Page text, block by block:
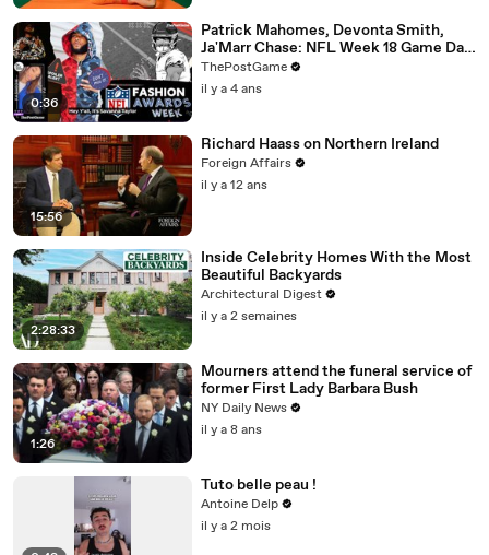
0:36
Patrick Mahomes, Devonta Smith,
Ja'Marr Chase: NFL Week 18 Game Day
Fashion Winners
ThePostGame
il y a 4 ans
15:56
Richard Haass on Northern Ireland
Foreign Affairs
il y a 12 ans
2:28:33
Inside Celebrity Homes With the Most
Beautiful Backyards
Architectural Digest
il y a 2 semaines
1:26
Mourners attend the funeral service of
former First Lady Barbara Bush
NY Daily News
il y a 8 ans
Tuto belle peau !
Antoine Delp
il y a 2 mois